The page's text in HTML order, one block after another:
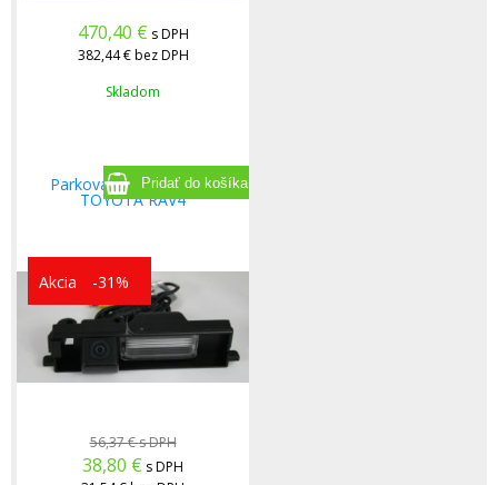
470,40 € s DPH
382,44 € bez DPH
Skladom
Parkovacia kamera pre
TOYOTA RAV4
Akcia -31%
56,37 €s DPH
38,80 € s DPH